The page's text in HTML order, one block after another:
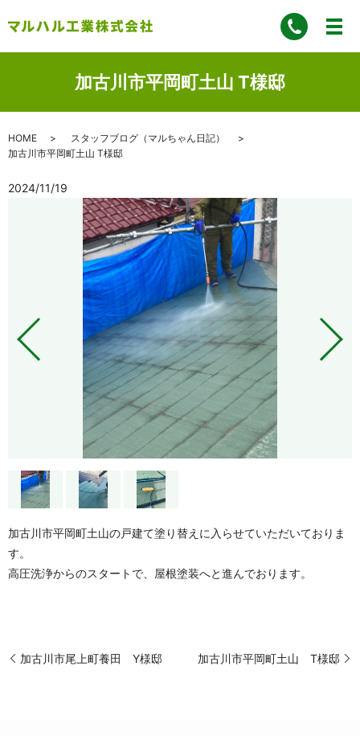
加古川市平岡町土山 T様邸
HOME
スタッフブログ（マルちゃん日記）
加古川市平岡町土山 T様邸
2024/11/19
加古川市平岡町土山の戸建て塗り替えに入らせていただいておりま
す。
高圧洗浄からのスタートで、屋根塗装へと進んでおります。
加古川市尾上町養田 Y様邸 加古川市平岡町土山 T様邸